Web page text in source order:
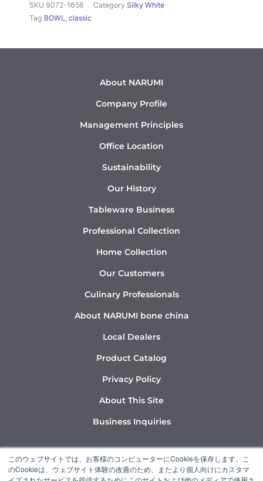
このウェブサイトでは、お客様のコンピューターにCookieを保存します。こ
のCookieは、ウェブサイト体験の改善のため、またより個人向けにカスタマ
SKU 9072-1658 Category Silky White
Tag BOWL, classic
About NARUMI
Company Profile
Management Principles
Office Location
Sustainability
Our History
Tableware Business
Professional Collection
Home Collection
Our Customers
Culinary Professionals
About NARUMI bone china
Local Dealers
Product Catalog
Privacy Policy
About This Site
Business Inquiries
Y
o
I
n
L
i